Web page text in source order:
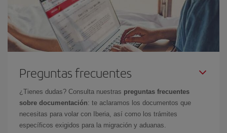
Preguntas frecuentes
¿Tienes dudas? Consulta nuestras preguntas frecuentes
sobre documentación: te aclaramos los documentos que
necesitas para volar con Iberia, así como los trámites
específicos exigidos para la migración y aduanas.